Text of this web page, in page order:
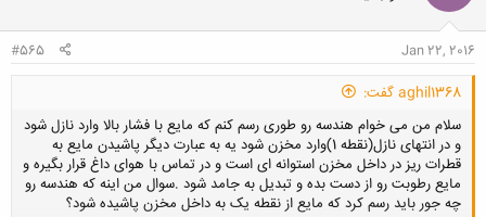
Jan 22, 2016
#565
aghil1368 گفت:
سلام من می خوام هندسه رو طوری رسم کنم که مایع با فشار بالا وارد نازل شود
و در انتهای نازل(نقطه 1)وارد مخزن شود یه به عبارت دیگر پاشیدن مایع به
قطرات ریز در داخل مخزن استوانه ای است و در تماس با هوای داغ قرار بگیره و
مایع رطوبت رو از دست بده و تبدیل به جامد شود .سوال من اینه که هندسه رو
چه جور باید رسم کرد که مایع از نقطه یک به داخل مخزن پاشیده شود؟